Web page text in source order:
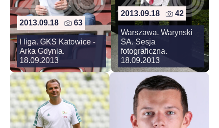
2013.09.18 63
I liga. GKS Katowice -
Arka Gdynia.
18.09.2013
2013.09.18 42
Warszawa. Warynski
SA. Sesja
fotograficzna.
18.09.2013